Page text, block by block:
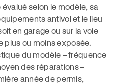
selon le modèle, sa
antivol et le lieu
en garage ou sur la voie
plus ou moins exposée.
du modèle – fréquence
des réparations –
année de permis,